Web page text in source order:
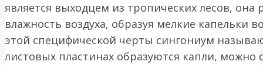
является выходцем из тропических лесов,
влажность воздуха, образуя мелкие капельки
этой специфической черты сингониум
листовых пластинах образуются капли, можно